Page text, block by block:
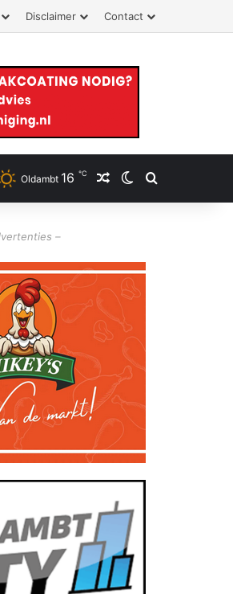
Disclaimer Contact
Oldambt 16 ℃ Willekeurig artikel
Switch skin
Zoeken
–